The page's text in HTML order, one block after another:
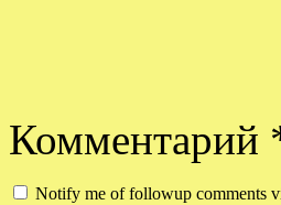
Комментарий
Notify me of followup comments